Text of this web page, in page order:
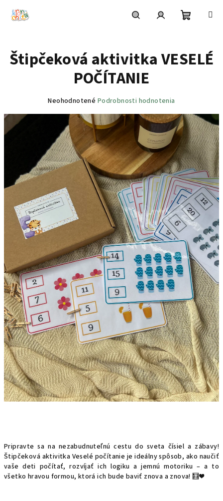
košík
Pripravte sa na nezabudnuteľnú cestu do sveta čísiel a zábavy!
Štipčeková aktivitka Veselé počítanie je ideálny spôsob, ako naučiť
vaše deti počítať, rozvíjať ich logiku a jemnú motoriku – a to
všetko hravou formou, ktorá ich bude baviť znova a znova! 🧮❤️
Štipčeková aktivitka VESELÉ
POČÍTANIE
Priemerné
produktu
0,0
z
5
hviezdičiek.
Neohodnotené Podrobnosti hodnotenia